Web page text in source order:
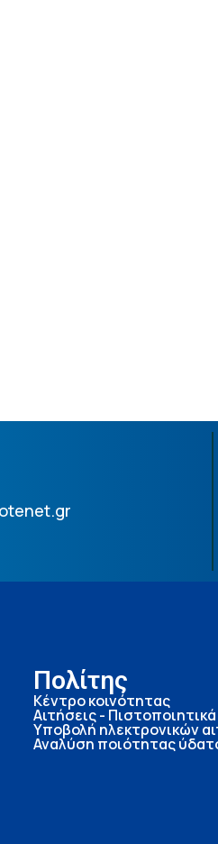
Πολίτης
Κέντρο κοινότητας
Αιτήσεις - Πιστοποιητικά
Υποβολή ηλεκτρονικών
Αναλύση ποιότητας